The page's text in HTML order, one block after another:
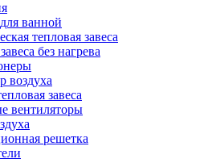
ванной
тепловая завеса
без нагрева
воздуха
завеса
вентиляторы
решетка